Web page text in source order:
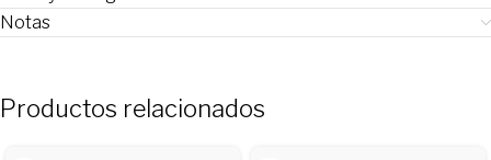
Notas
Productos relacionados